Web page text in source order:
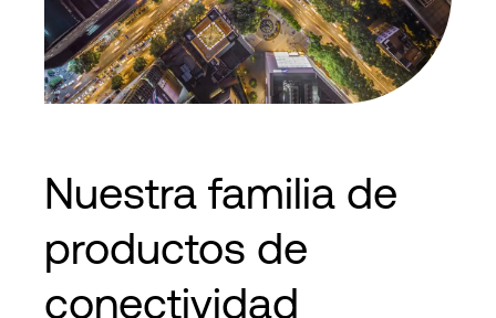
Nuestra familia de
productos de
conectividad